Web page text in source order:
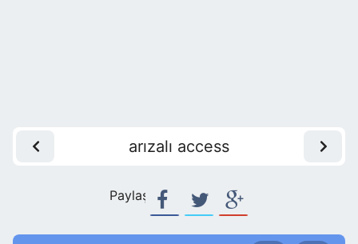
arızalı access
Paylaş: